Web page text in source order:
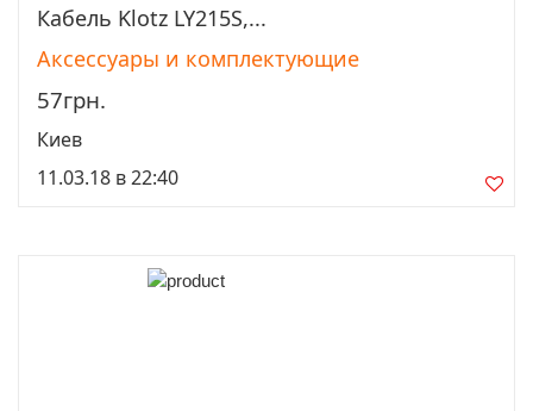
Просмотреть
Кабель Klotz LY215S,...
Аксессуары и комплектующие
57грн.
Киев
11.03.18 в 22:40